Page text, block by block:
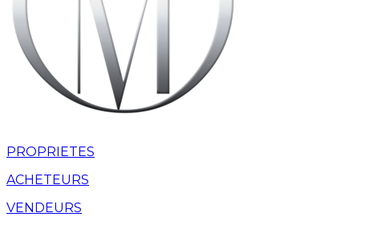
PROPRIETES
ACHETEURS
VENDEURS